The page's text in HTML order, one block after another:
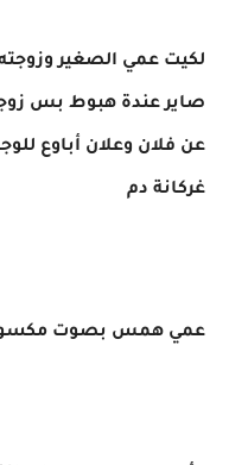
​لكيت عمي الصغير
صاير عندة هبوط بس
عن فلان وعلان أباوع
غركانة دم
عمي همس بصوت